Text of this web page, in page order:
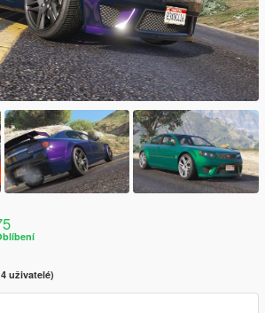
uživatelé)